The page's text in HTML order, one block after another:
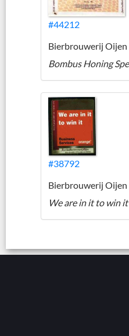
#44212
Bierbrouwerij Oijen
Bombus Honing
#38792
Bierbrouwerij Oijen
We are in it to win it
© 2002 - 2026 ::